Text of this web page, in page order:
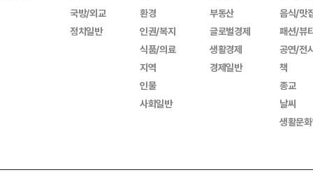
국방/외교
정치일반
환경
인권/복지
식품/의료
지역
인물
사회일반
부동산
글로벌경제
생활경제
경제일반
음식/맛
패션/뷰
공연/전
책
종교
날씨
생활문